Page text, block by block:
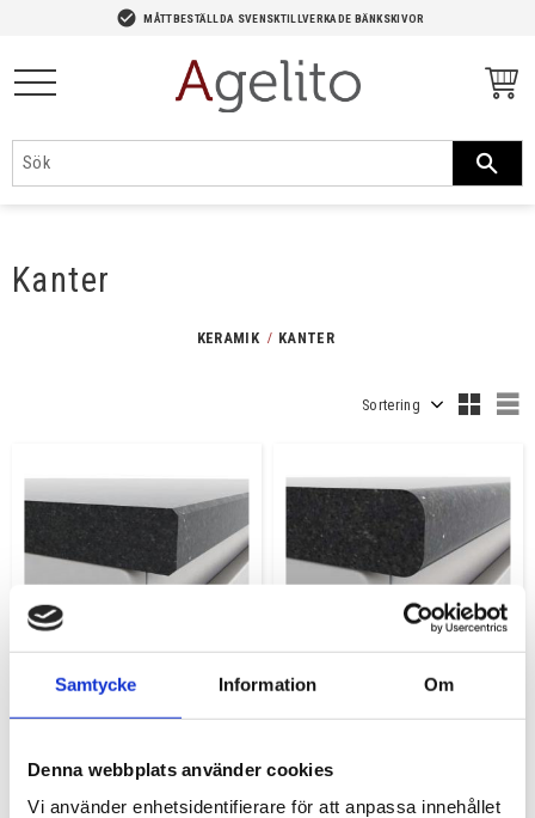
Samtycke Information Om
Denna webbplats använder cookies
Vi använder enhetsidentifierare för att anpassa innehållet
check_circle MÅTTBESTÄLLDA SVENSKTILLVERKADE BÄNKSKIVOR
Kanter
KERAMIK KANTER
Fasad kant
360,00KR
Rundad kant ca 2-6mm